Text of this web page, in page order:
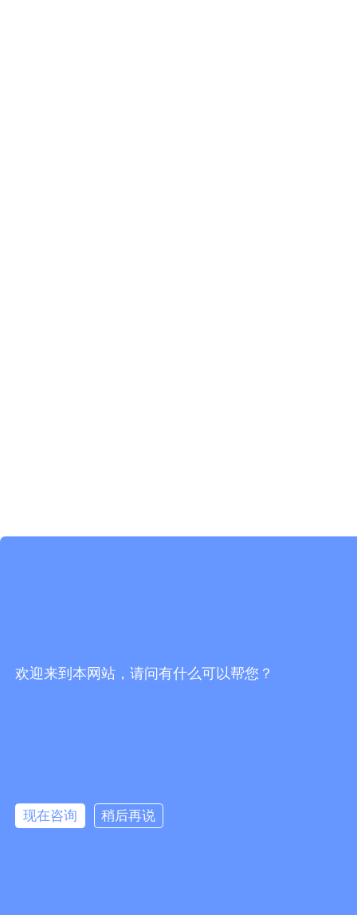
欢迎来到本网站，请问有什么可以帮您？
现在咨询 稍后再说